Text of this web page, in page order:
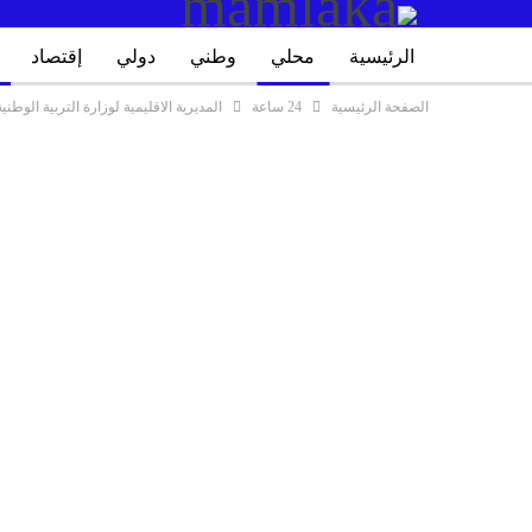
الرئيسية محلي وطني دولي إقتصاد
الصفحة الرئيسية 24 ساعة المديرية الاقليمية لوزارة التربية